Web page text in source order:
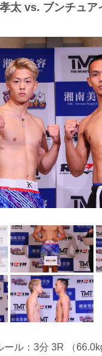
太 vs. ブンチュア
ル：3分 3R （